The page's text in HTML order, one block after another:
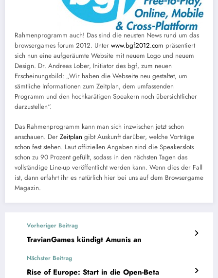
Rahmenprogramm auch! Das sind die neusten News rund um das
browsergames forum 2012. Unter www.bgf2012.com präsentiert
sich nun eine aufgeräumte Website mit neuem Logo und neuem
Design. Dr. Andreas Lober, Initiator des bgf, zum neuen
Erscheinungsbild: „Wir haben die Webseite neu gestaltet, um
sämtliche Informationen zum Zeitplan, dem umfassenden
Programm und den hoch­karätigen Speakern noch über­sichtlicher
darzustellen“.
Das Rahmenprogramm kann man sich inzwischen jetzt schon
anschauen. Der Zeitplan gibt Auskunft darüber, welche Vorträge
schon fest stehen. Laut offiziellen Angaben sind die Speakerslots
schon zu 90 Prozent gefüllt, sodass in den nächsten Tagen das
vollständige Line-up veröffentlicht werden kann. Wenn dies der Fall
ist, dann erfahrt ihr es natürlich hier bei uns auf dem Browsergame
Magazin.
Vorheriger Beitrag
TravianGames kündigt Amunis an
Nächster Beitrag
Rise of Europe: Start in die Open-Beta